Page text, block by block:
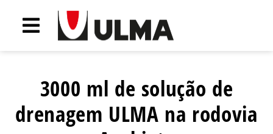
3000 ml de solução de
drenagem ULMA na rodovia